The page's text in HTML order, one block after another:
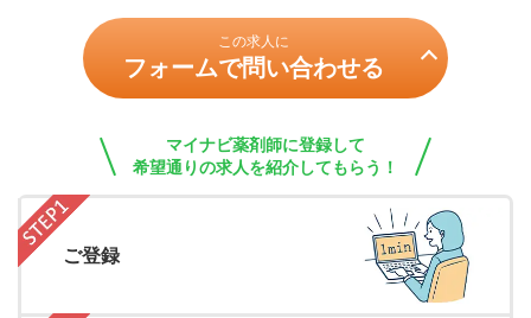
この求人に
フォームで問い合わせる
マイナビ薬剤師に登録して
希望通りの求人を紹介してもらう！
ご登録